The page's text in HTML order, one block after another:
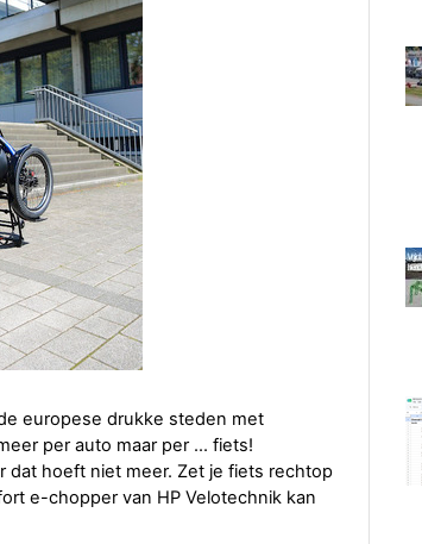
europese drukke steden met
per auto maar per ... fiets!
dat hoeft niet meer. Zet je fiets rechtop
e-chopper van HP Velotechnik kan